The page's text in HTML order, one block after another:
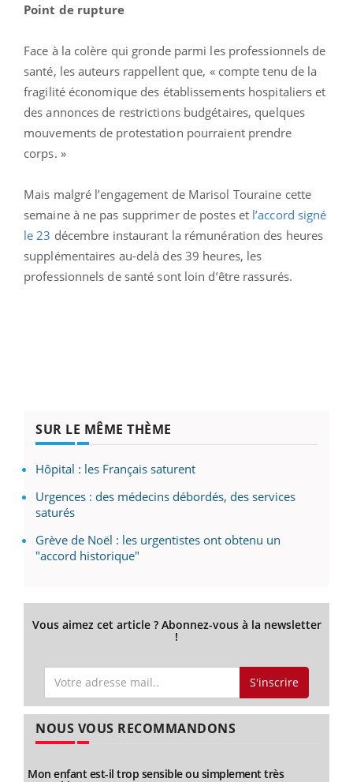
Point de rupture
Face à la colère qui gronde parmi les professionnels de
santé, les auteurs rappellent que, « compte tenu de la
fragilité économique des établissements hospitaliers et
des annonces de restrictions budgétaires, quelques
mouvements de protestation pourraient prendre
corps. »
Mais malgré l’engagement de Marisol Touraine cette
semaine à ne pas supprimer de postes et l’accord signé
le 23 décembre instaurant la rémunération des heures
supplémentaires au-delà des 39 heures, les
professionnels de santé sont loin d’être rassurés.
SUR LE MÊME THÈME
Hôpital : les Français saturent
Urgences : des médecins débordés, des services
saturés
Grève de Noël : les urgentistes ont obtenu un
"accord historique"
Vous aimez cet article ? Abonnez-vous à la newsletter
!
S'inscrire
NOUS VOUS RECOMMANDONS
Mon enfant est-il trop sensible ou simplement très